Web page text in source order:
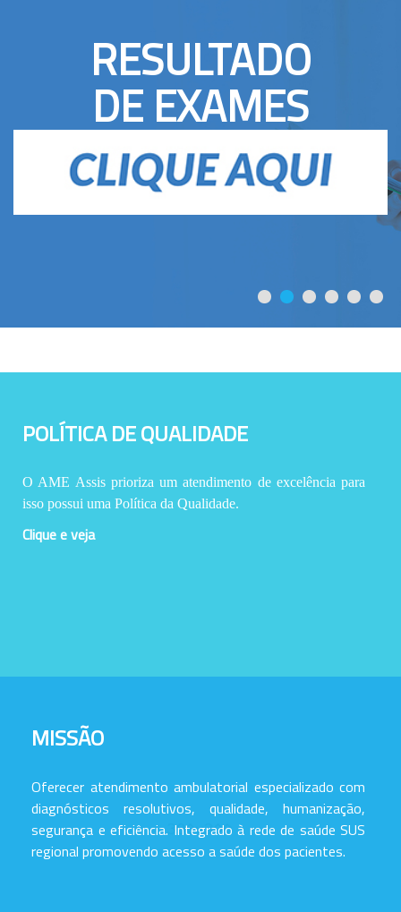
RESULTADO
DE EXAMES
POLÍTICA DE QUALIDADE
O AME Assis prioriza um atendimento de excelência para
isso possui uma Política da Qualidade.
Clique e veja
MISSÃO
Oferecer atendimento ambulatorial especializado com
diagnósticos resolutivos, qualidade, humanização,
segurança e eficiência. Integrado à rede de saúde SUS
regional promovendo acesso a saúde dos pacientes.